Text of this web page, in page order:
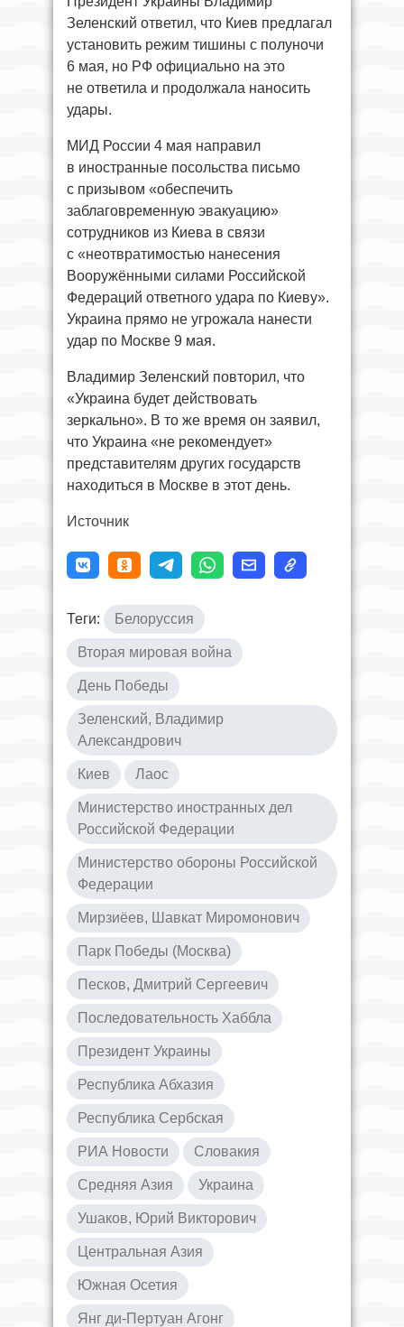
Зеленский ответил, что Киев предлагал
установить режим тишины с полуночи
6 мая, но РФ официально на это
не ответила и продолжала наносить
удары.
МИД России 4 мая направил
в иностранные посольства письмо
с призывом «обеспечить
заблаговременную эвакуацию»
сотрудников из Киева в связи
с «неотвратимостью нанесения
Вооружёнными силами Российской
Федераций ответного удара по Киеву».
Украина прямо не угрожала нанести
удар по Москве 9 мая.
Владимир Зеленский повторил, что
«Украина будет действовать
зеркально». В то же время он заявил,
что Украина «не рекомендует»
представителям других государств
находиться в Москве в этот день.
Источник
Теги: Белоруссия
Вторая мировая война
День Победы
Зеленский, Владимир
Александрович
Киев Лаос
Министерство иностранных дел
Российской Федерации
Министерство обороны Российской
Федерации
Мирзиёев, Шавкат Миромонович
Парк Победы (Москва)
Песков, Дмитрий Сергеевич
Последовательность Хаббла
Президент Украины
Республика Абхазия
Республика Сербская
РИА Новости Словакия
Средняя Азия Украина
Ушаков, Юрий Викторович
Центральная Азия
Южная Осетия
Янг ди-Пертуан Агонг